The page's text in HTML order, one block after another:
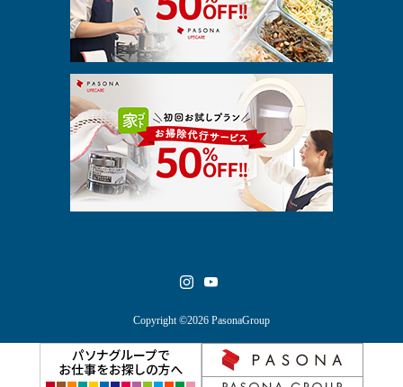
Copyright ©2026 PasonaGroup